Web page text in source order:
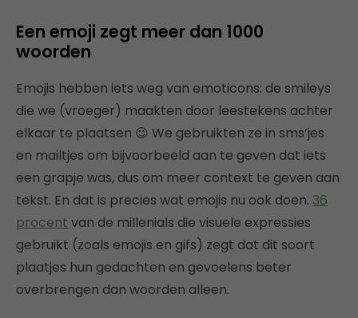
Een emoji zegt meer dan 1000
woorden
Emojis hebben iets weg van emoticons: de smileys
die we (vroeger) maakten door leestekens achter
elkaar te plaatsen 😉 We gebruikten ze in sms’jes
en mailtjes om bijvoorbeeld aan te geven dat iets
een grapje was, dus om meer context te geven aan
tekst. En dat is precies wat emojis nu ook doen. 36
procent van de millenials die visuele expressies
gebruikt (zoals emojis en gifs) zegt dat dit soort
plaatjes hun gedachten en gevoelens beter
overbrengen dan woorden alleen.